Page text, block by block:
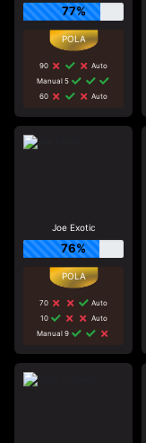
77%
90
Auto
Manual 5
60
Auto
Joe Exotic
76%
70
Auto
10
Auto
Manual 9